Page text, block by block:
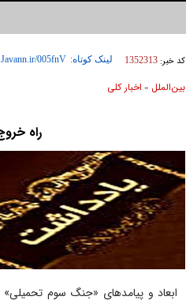
کد خبر: 1352313 لینک کوتاه:
بين‌الملل » اخبار كلی
راه
ابعاد و پیامد‌های «جنگ سوم تحمیلی»